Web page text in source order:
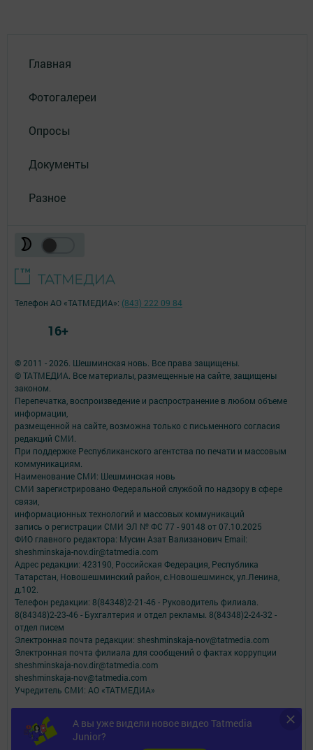
Главная
Фотогалереи
Опросы
Документы
Разное
А вы уже видели новое видео Tatmedia
Junior?
© 2011 - 2026. Шешминская новь. Все права защищены.
© ТАТМЕДИА. Все материалы, размещенные на сайте, защищены
законом.
Перепечатка, воспроизведение и распространение в любом объеме
информации,
размещенной на сайте, возможна только с письменного согласия
редакций СМИ.
При поддержке Республиканского агентства по печати и массовым
коммуникациям.
Наименование СМИ: Шешминская новь
СМИ зарегистрировано Федеральной службой по надзору в сфере
связи,
информационных технологий и массовых коммуникаций
запись о регистрации СМИ ЭЛ № ФС 77 - 90148 от 07.10.2025
ФИО главного редактора: Мусин Азат Вализанович Email:
sheshminskaja-nov.dir@tatmedia.com
Адрес редакции: 423190, Российская Федерация, Республика
Татарстан, Новошешминский район, с.Новошешминск, ул.Ленина,
д.102.
Телефон редакции: 8(84348)2-21-46 - Руководитель филиала.
8(84348)2-23-46 - Бухгалтерия и отдел рекламы. 8(84348)2-24-32 -
отдел писем
Электронная почта редакции: sheshminskaja-nov@tatmedia.com
Электронная почта филиала для сообщений о фактах коррупции
sheshminskaja-nov.dir@tatmedia.com
sheshminskaja-nov@tatmedia.com
Учредитель СМИ: АО «ТАТМЕДИА»
Антикоррупционная политика
АО «ТАТМЕДИА» использует «cookie»для персонализации сервисов и
удобства пользователей сайтом.
Телефон АО «ТАТМЕДИА»: (843) 222 09 84
16+